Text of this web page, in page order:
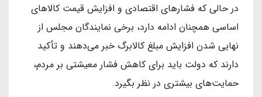
در حالی که فشارهای اقتصادی و افزایش قیمت کالاهای
اساسی همچنان ادامه دارد، برخی نمایندگان مجلس از
نهایی شدن افزایش مبلغ کالابرگ خبر می‌دهند و تأکید
دارند که دولت باید برای کاهش فشار معیشتی بر مردم،
حمایت‌های بیشتری در نظر بگیرد.